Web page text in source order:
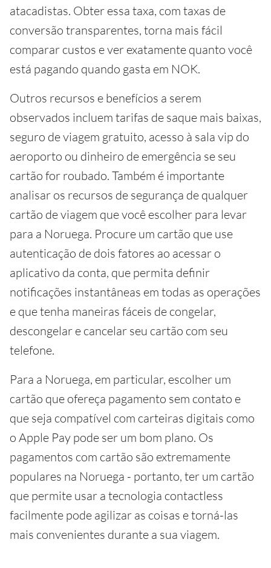
atacadistas. Obter essa taxa, com taxas de
conversão transparentes, torna mais fácil
comparar custos e ver exatamente quanto você
está pagando quando gasta em NOK.
Outros recursos e benefícios a serem
observados incluem tarifas de saque mais baixas,
seguro de viagem gratuito, acesso à sala vip do
aeroporto ou dinheiro de emergência se seu
cartão for roubado. Também é importante
analisar os recursos de segurança de qualquer
cartão de viagem que você escolher para levar
para a Noruega. Procure um cartão que use
autenticação de dois fatores ao acessar o
aplicativo da conta, que permita definir
notificações instantâneas em todas as operações
e que tenha maneiras fáceis de congelar,
descongelar e cancelar seu cartão com seu
telefone.
Para a Noruega, em particular, escolher um
cartão que ofereça pagamento sem contato e
que seja compatível com carteiras digitais como
o Apple Pay pode ser um bom plano. Os
pagamentos com cartão são extremamente
populares na Noruega - portanto, ter um cartão
que permite usar a tecnologia contactless
facilmente pode agilizar as coisas e torná-las
mais convenientes durante a sua viagem.